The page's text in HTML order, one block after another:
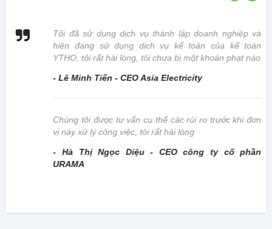
Tôi đã sử dụng dịch vụ thành lập doanh nghiệp và
hiện đang sử dụng dịch vụ kế toán của kế toán
YTHO, tôi rất hài lòng, tôi chưa bị một khoản phạt nào
- Lê Minh Tiến - CEO Asia Electricity
Chúng tôi được tư vấn cụ thể các rủi ro trước khi đơn
vị này xử lý công việc, tôi rất hài lòng
- Hà Thị Ngọc Diệu - CEO công ty cổ phần
URAMA